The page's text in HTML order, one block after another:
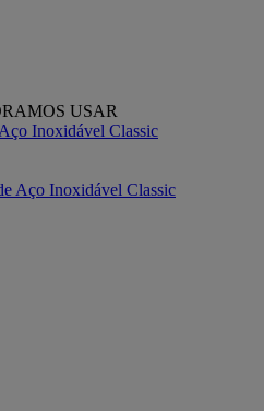
USAR
Inoxidável Classic